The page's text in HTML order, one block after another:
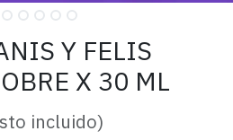
Y FELIS
X 30 ML
incluido)